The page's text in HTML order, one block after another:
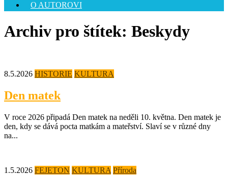
O AUTOROVI
Archiv pro štítek: Beskydy
8.5.2026 HISTORIE KULTURA
Den matek
V roce 2026 připadá Den matek na neděli 10. května. Den matek je
den, kdy se dává pocta matkám a mateřství. Slaví se v různé dny
na...
1.5.2026 FEJETON KULTURA Příroda